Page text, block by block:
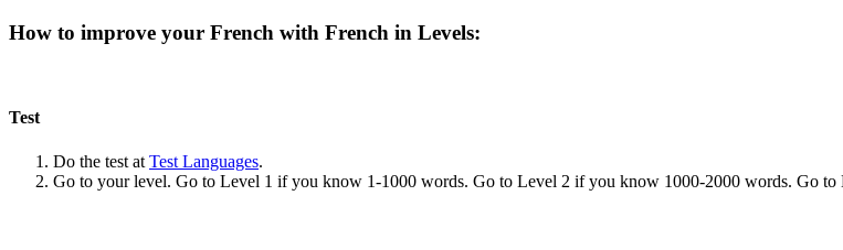
How to improve your French with French in Levels:
Test
Do the test at Test Languages.
Go to your level. Go to Level 1 if you know 1-1000 words. Go to Level 2 if you know 1000-2000 words. Go